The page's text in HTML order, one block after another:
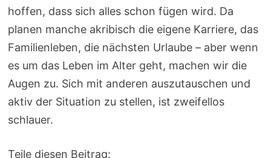
hoffen, dass sich alles schon fügen wird. Da
planen manche akribisch die eigene Karriere, das
Familienleben, die nächsten Urlaube – aber wenn
es um das Leben im Alter geht, machen wir die
Augen zu. Sich mit anderen auszutauschen und
aktiv der Situation zu stellen, ist zweifellos
schlauer.
Teile diesen Beitrag: